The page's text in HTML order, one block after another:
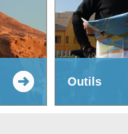
Outils